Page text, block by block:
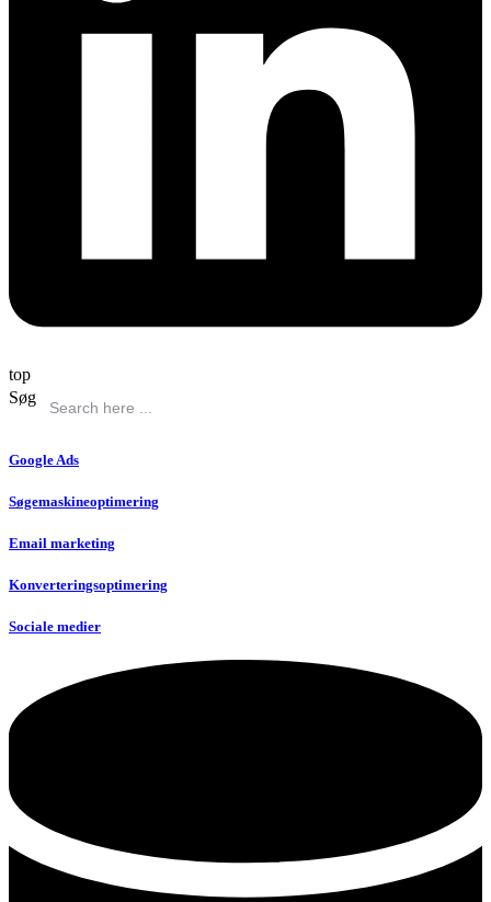
top
Søg
Google Ads
Søgemaskineoptimering
Email marketing
Konverteringsoptimering
Sociale medier